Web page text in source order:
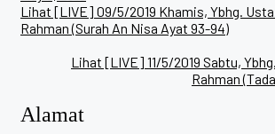
navigation
Lihat [LIVE] 09/5/2019 Khamis, Ybhg.
Rahman (Surah An Nisa Ayat 93-94)
Lihat [LIVE] 11/5/2019 Sabtu,
Rahman
Alamat